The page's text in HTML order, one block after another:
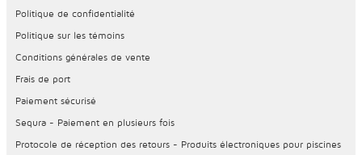
Politique de confidentialité
Politique sur les témoins
Conditions générales de vente
Frais de port
Paiement sécurisé
Sequra - Paiement en plusieurs fois
Protocole de réception des retours - Produits électroniques pour piscines